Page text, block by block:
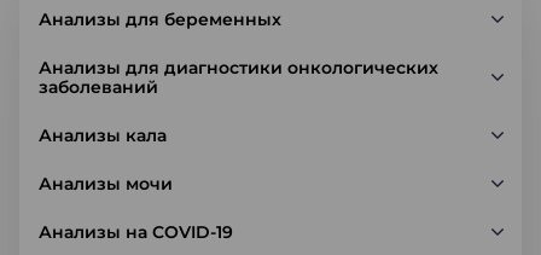
Анализы для беременных
Анализы для диагностики онкологических
заболеваний
Анализы кала
Анализы мочи
Анализы на COVID-19